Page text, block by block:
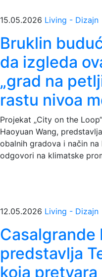
15.05.2026 Living - Dizajn
Bruklin
da izgleda
„grad na
rastu nivoa
Projekat „City on the
Haoyuan Wang,
obalnih gradova i način
odgovori na klimatske
12.05.2026 Living - Dizajn
Casalgrande
predstavlja
koja